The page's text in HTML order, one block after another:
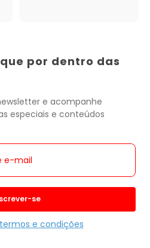
por dentro das
e acompanhe
especiais e conteúdos
se
termos e condições